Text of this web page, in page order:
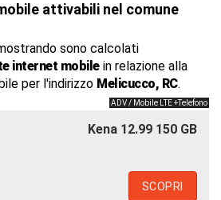
attivabili nel comune
sono calcolati
internet mobilein relazione alla
per l'indirizzo Melicucco, RC.
ADV / Mobile LTE +Telefono
Kena 12.99 150 GB
SCOPRI